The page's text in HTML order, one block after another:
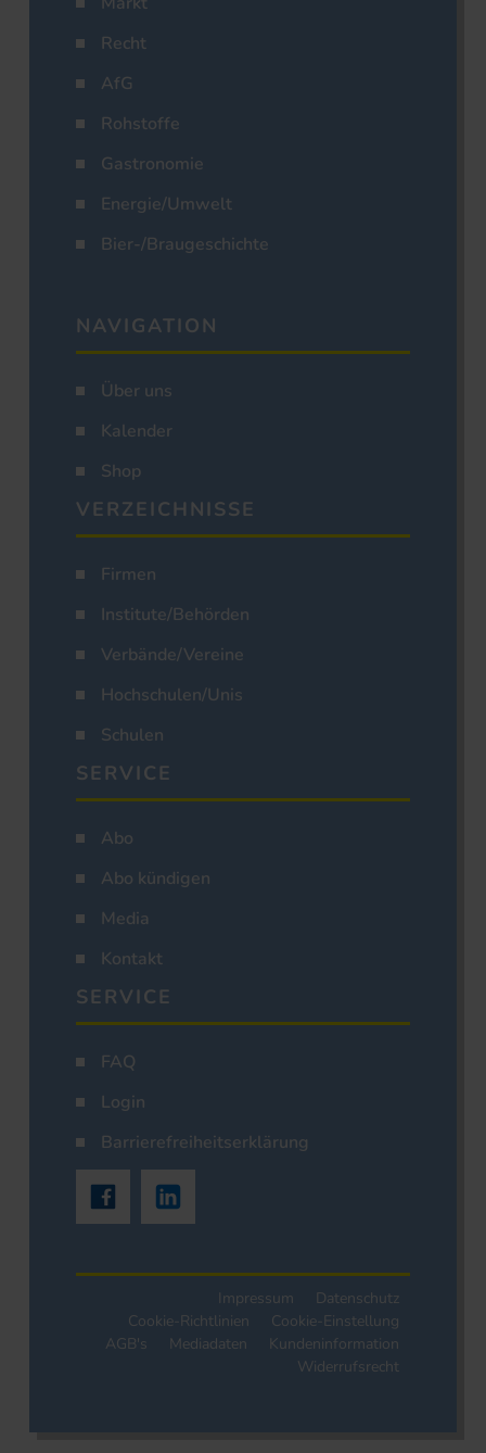
Recht
AfG
Rohstoffe
Gastronomie
Energie/Umwelt
Bier-/Braugeschichte
NAVIGATION
Über uns
Kalender
Shop
VERZEICHNISSE
Firmen
Institute/Behörden
Verbände/Vereine
Hochschulen/Unis
Schulen
SERVICE
Abo
Abo kündigen
Media
Kontakt
SERVICE
FAQ
Login
Barrierefreiheitserklärung
Impressum
Datenschutz
Cookie-Richtlinien
Cookie-Einstellung
AGB's
Mediadaten
Kundeninformation
Widerrufsrecht